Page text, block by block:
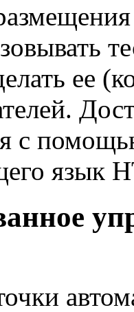
ее
с
язык